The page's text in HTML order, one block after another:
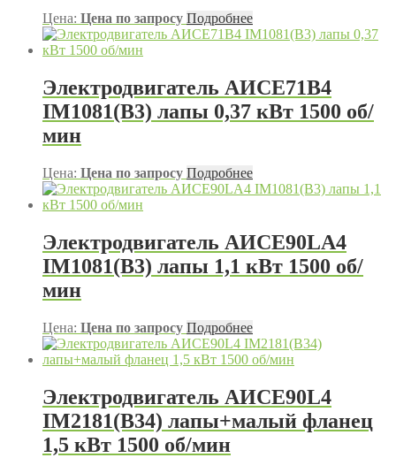
Цена: Цена по запросу Подробнее
Электродвигатель АИСЕ71В4
IM1081(B3) лапы 0,37 кВт 1500 об/
мин
Цена: Цена по запросу Подробнее
Электродвигатель АИСЕ90LA4
IM1081(B3) лапы 1,1 кВт 1500 об/
мин
Цена: Цена по запросу Подробнее
Электродвигатель АИСЕ90L4
IM2181(B34) лапы+малый фланец
1,5 кВт 1500 об/мин